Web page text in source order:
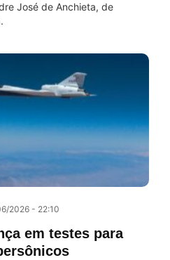
José de Anchieta, de
2026 - 22:10
em testes para